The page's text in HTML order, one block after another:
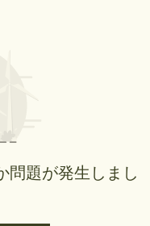
問題が発生しまし